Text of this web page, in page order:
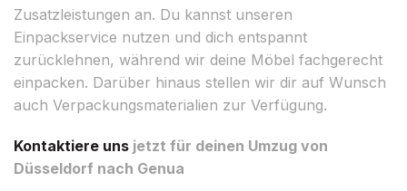
Zusatzleistungen an. Du kannst unseren
Einpackservice nutzen und dich entspannt
zurücklehnen, während wir deine Möbel fachgerecht
einpacken. Darüber hinaus stellen wir dir auf Wunsch
auch Verpackungsmaterialien zur Verfügung.
Kontaktiere uns jetzt für deinen Umzug von
Düsseldorf nach Genua